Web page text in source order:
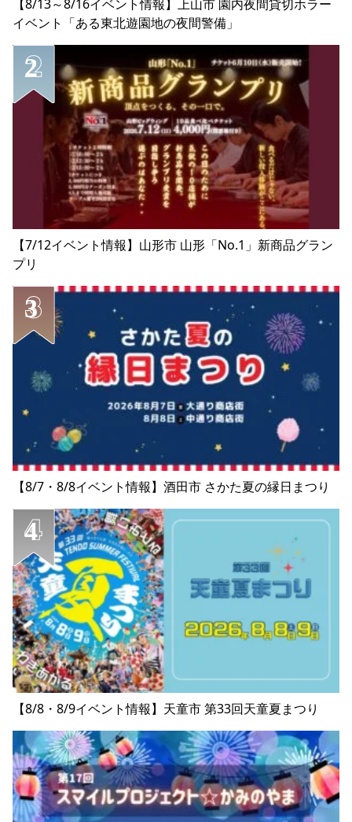
【8/13～8/16イベント情報】上山市 園内夜間貸切ホラー
イベント「ある東北遊園地の夜間警備」
【7/12イベント情報】山形市 山形「No.1」新商品グラン
プリ
【8/7・8/8イベント情報】酒田市 さかた夏の縁日まつり
【8/8・8/9イベント情報】天童市 第33回天童夏まつり